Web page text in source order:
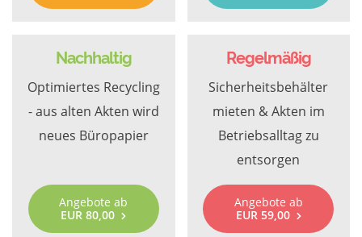
Nachhaltig
Optimiertes Recycling
- aus alten Akten wird
neues Büropapier
Angebote ab
EUR 80,00
Regelmäßig
Sicherheitsbehälter
mieten & Akten im
Betriebsalltag zu
entsorgen
Angebote ab
EUR 59,00